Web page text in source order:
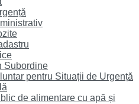
Subordine
pentru Situații de Urgență
de alimentare cu apă și